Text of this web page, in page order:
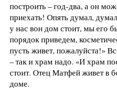
построить – год-два, а он
приехать! Опять думал,
у нас вон дом стоит, мы его
порядок приведем,
пусть живет, пожалуйста!»
– так и храм надо. «И храм
стоит. Отец Матфей живет в
доме.